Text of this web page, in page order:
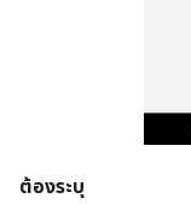
ต้องระบุ